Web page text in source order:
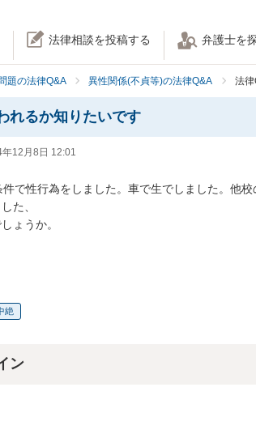
法律相談を投稿する 弁護士を
題の法律Q&A 異性関係(不貞等)の法律Q&A 法
れるか知りたいです
12月8日 12:01
で性行為をしました。車で生でしました。他校
た、
ょうか。
絶
ン